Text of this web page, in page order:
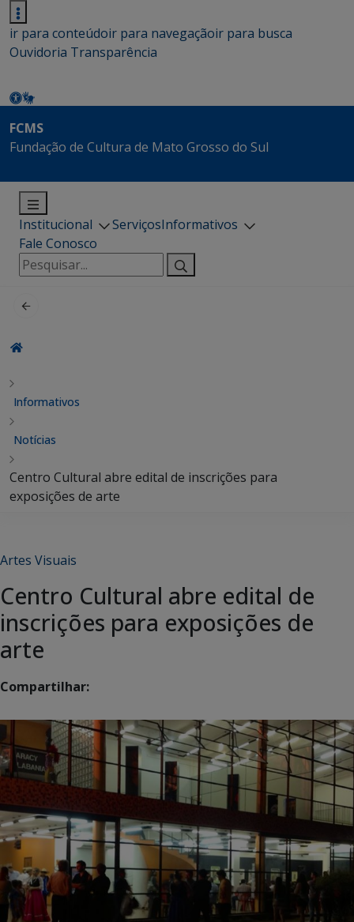
ir para conteúdoir para navegaçãoir para busca
Ouvidoria Transparência
FCMS
Fundação de Cultura de Mato Grosso do Sul
Institucional ServiçosInformativos
Fale Conosco
Pesquisar
por:
Informativos
Notícias
Centro Cultural abre edital de inscrições para
exposições de arte
Artes Visuais
Centro Cultural abre edital de
inscrições para exposições de
arte
Compartilhar: